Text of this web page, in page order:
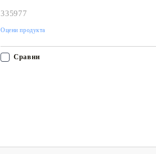
335977
Оцени продукта
Сравни